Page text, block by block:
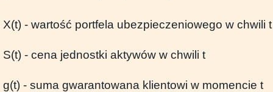
X(t) - wartość portfela ubezpieczeniowego w chwili t
S(t) - cena jednostki aktywów w chwili t
g(t) - suma gwarantowana klientowi w momencie t